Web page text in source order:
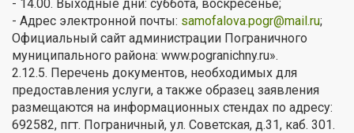
- 14.00. Выходные дни: суббота, воскресенье;
- Адрес электронной почты: samofalova.pogr@mail.ru;
Официальный сайт администрации Пограничного
муниципального района: www.pogranichny.ru».
2.12.5. Перечень документов, необходимых для
предоставления услуги, а также образец заявления
размещаются на информационных стендах по адресу:
692582, пгт. Пограничный, ул. Советская, д.31, каб. 301.